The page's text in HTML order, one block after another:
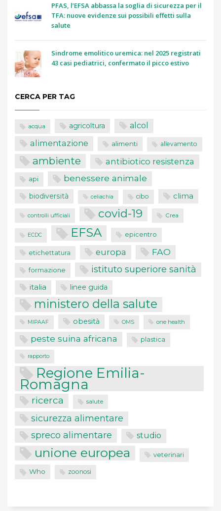
PFAS, l’EFSA abbassa la soglia di sicurezza per il
TFA: nuove evidenze sui possibili effetti sulla
salute
Sindrome emolitico uremica: nel 2025 registrati
43 casi pediatrici, confermato il picco estivo
CERCA PER TAG
acqua agricoltura alcol
alimentazione alimenti allevamento
ambiente antibiotico resistenza
api benessere animale
biodiversità celiachia cibo clima
controlli ufficiali covid-19 Crea
ECDC EFSA epicentro
etichettatura europa FAO
formazione istituto superiore sanità
italia linee guida
ministero della salute
MIPAAF obesità OMS one health
peste suina africana plastica
rapporto
Regione Emilia-
Romagna
ricerca salute
sicurezza alimentare
spreco alimentare studio
unione europea veterinari
Who zoonosi